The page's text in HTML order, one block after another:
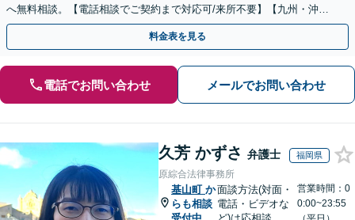
へ無料相談。【電話相談でご契約まで対応可/来所不要】【九州・沖縄
エリア全域対応】
料金表を見る
電話でお問い合わせ メールでお問い合わせ
久芳 かずさ 弁護士 福岡県
原綜合法律事務所
基山町 か
らも相談
受付中
面談方法(対面・
電話・ビデオな
ど)は応相談
営業時間：0
0:00~23:55